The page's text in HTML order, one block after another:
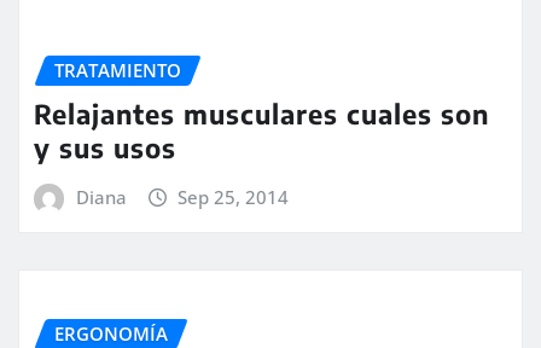
TRATAMIENTO
Relajantes musculares cuales son
y sus usos
Diana Sep 25, 2014
ERGONOMÍA